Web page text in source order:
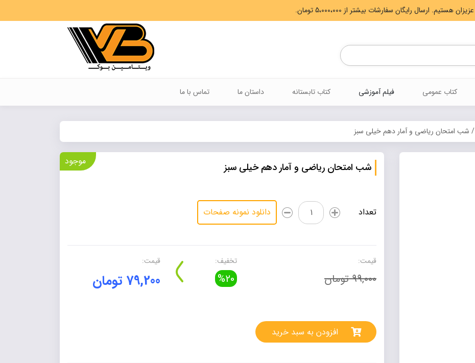
Products
search
کتاب عمومی فیلم آموزشی کتاب تابستانه داستان ما تماس با ما
/ شب امتحان ریاضی و آمار دهم خیلی سبز
شب امتحان ریاضی و آمار دهم خیلی سبز موجود
تعداد
شب
امتحان
و
دانلود نمونه صفحات
قیمت:
99,000 تومان
تخفیف:
%20
قیمت:
79,200 تومان
افزودن به سبد خرید